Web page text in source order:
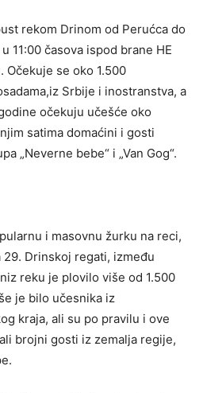
rekom Drinom od Perućca do
11:00 časova ispod brane HE
Očekuje se oko 1.500
Srbije i inostranstva, a
očekuju učešće oko
satima domaćini i gosti
„Neverne bebe“ i „Van Gog“.
i masovnu žurku na reci,
Drinskoj regati, između
reku je plovilo više od 1.500
je bilo učesnika iz
kraja, ali su po pravilu i ove
brojni gosti iz zemalja regije,